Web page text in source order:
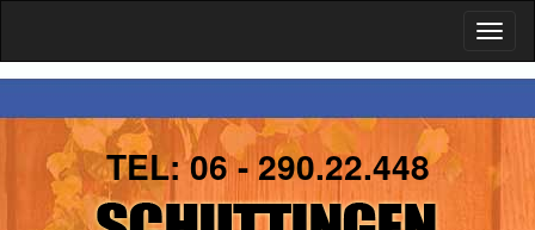
TEL:06 - 290.22.448